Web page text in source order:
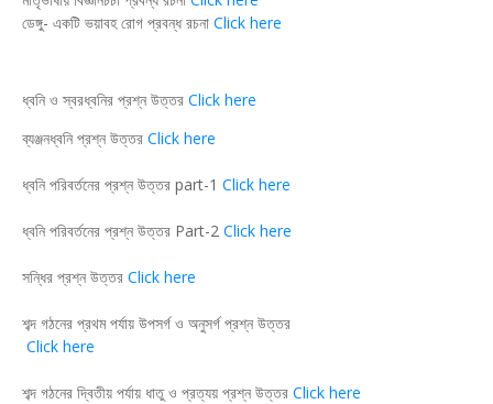
ডেঙ্গু- একটি ভয়াবহ রোগ প্রবন্ধ রচনা Click here
ধ্বনি ও স্বরধ্বনির প্রশ্ন উত্তর Click here
ব্যঞ্জনধ্বনি প্রশ্ন উত্তর Click here
ধ্বনি পরিবর্তনের প্রশ্ন উত্তর part-1 Click here
ধ্বনি পরিবর্তনের প্রশ্ন উত্তর Part-2 Click here
সন্ধির প্রশ্ন উত্তর Click here
শব্দ গঠনের প্রথম পর্যায় উপসর্গ ও অনুসর্গ প্রশ্ন উত্তর
Click here
শব্দ গঠনের দ্বিতীয় পর্যায় ধাতু ও প্রত্যয় প্রশ্ন উত্তর Click here